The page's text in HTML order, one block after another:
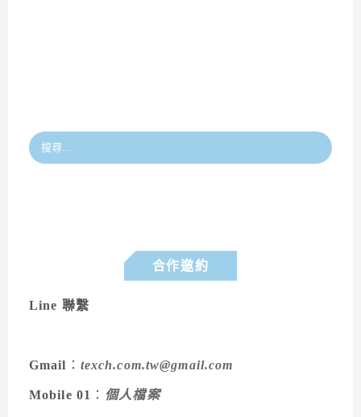
合作邀約
Line 聯繫
Gmail ： texch.com.tw@gmail.com
Mobile 01 ： 個人檔案